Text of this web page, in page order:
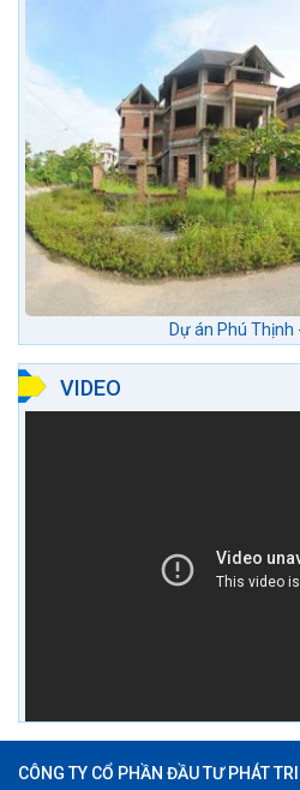
Dự án Phú Thịnh
VIDEO
CÔNG TY CỔ PHẦN ĐẦU TƯ PHÁT